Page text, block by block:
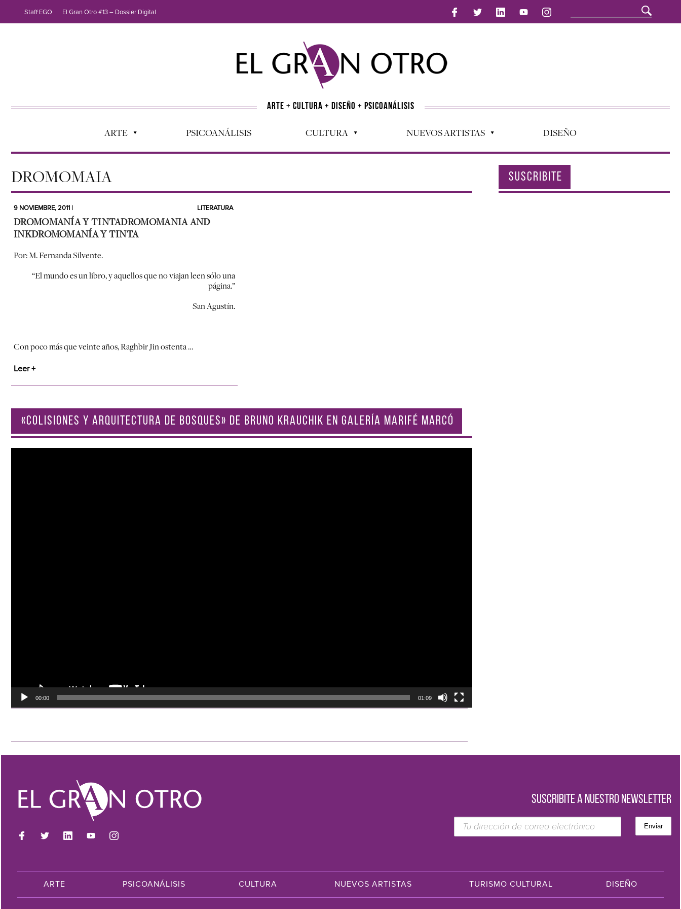
Staff EGO El Gran Otro #13 – Dossier Digital
ARTE + CULTURA + DISEÑO + PSICOANÁLISIS
ARTE PSICOANÁLISIS CULTURA NUEVOS ARTISTAS DISEÑO
DROMOMAIA
9 NOVIEMBRE, 2011 | LITERATURA
DROMOMANÍA Y TINTADROMOMANIA AND
INKDROMOMANÍA Y TINTA
Por: M. Fernanda Silvente.
“El mundo es un libro, y aquellos que no viajan leen sólo una
página.”
San Agustín.
Con poco más que veinte años, Raghbir Jin ostenta …
Leer +
«COLISIONES Y ARQUITECTURA DE BOSQUES» DE BRUNO KRAUCHIK EN GALERÍA MARIFÉ MARCÓ
00:00 01:09
SUSCRIBITE
SUSCRIBITE A NUESTRO NEWSLETTER
ARTE PSICOANÁLISIS CULTURA NUEVOS ARTISTAS TURISMO CULTURAL DISEÑO